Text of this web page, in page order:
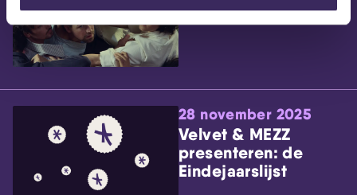
28 november 2025
Velvet & MEZZ
presenteren: de
Eindejaarslijst